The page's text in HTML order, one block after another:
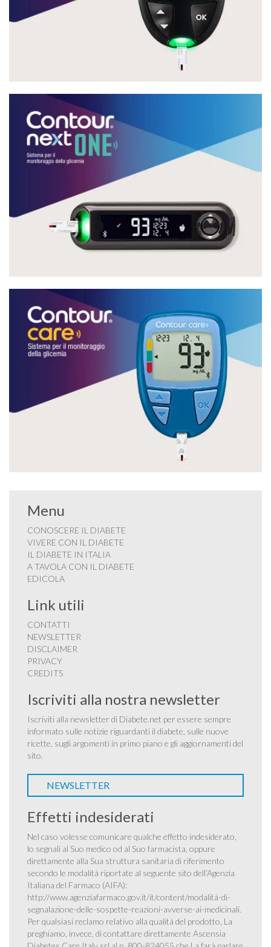
Menu
CONOSCERE IL DIABETE
VIVERE CON IL DIABETE
IL DIABETE IN ITALIA
A TAVOLA CON IL DIABETE
EDICOLA
Link utili
CONTATTI
NEWSLETTER
DISCLAIMER
PRIVACY
CREDITS
Iscriviti alla nostra newsletter
Iscriviti alla newsletter di Diabete.net per essere sempre
informato sulle notizie riguardanti il diabete, sulle nuove
ricette, sugli argomenti in primo piano e gli aggiornamenti del
sito.
NEWSLETTER
Effetti indesiderati
Nel caso volesse comunicare qualche effetto indesiderato,
lo segnali al Suo medico od al Suo farmacista, oppure
direttamente alla Sua struttura sanitaria di riferimento
secondo le modalità riportate al seguente sito dell’Agenzia
Italiana del Farmaco (AIFA):
http://www.agenziafarmaco.gov.it/it/content/modalità-di-
segnalazione-delle-sospette-reazioni-avverse-ai-medicinali.
Per qualsiasi reclamo relativo alla qualità del prodotto, La
preghiamo, invece, di contattare direttamente Ascensia